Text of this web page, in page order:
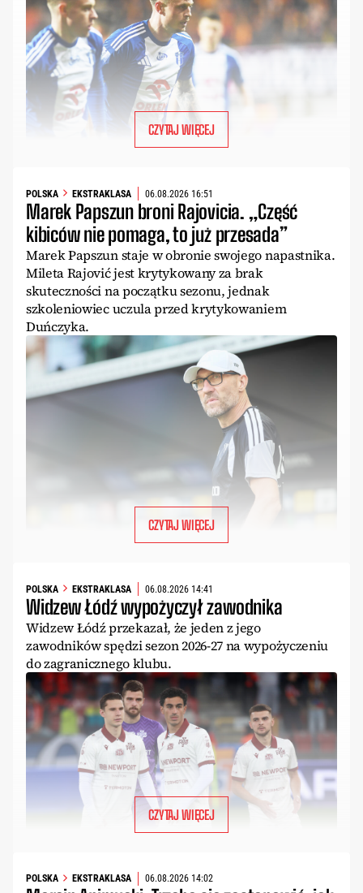
CZYTAJ WIĘCEJ
POLSKA EKSTRAKLASA 06.08.2026 16:51
Marek Papszun broni Rajovicia. „Część
kibiców nie pomaga, to już przesada”
Marek Papszun staje w obronie swojego napastnika.
Mileta Rajović jest krytykowany za brak
skuteczności na początku sezonu, jednak
szkoleniowiec uczula przed krytykowaniem
Duńczyka.
CZYTAJ WIĘCEJ
POLSKA EKSTRAKLASA 06.08.2026 14:41
Widzew Łódź wypożyczył zawodnika
Widzew Łódź przekazał, że jeden z jego
zawodników spędzi sezon 2026-27 na wypożyczeniu
do zagranicznego klubu.
CZYTAJ WIĘCEJ
POLSKA EKSTRAKLASA 06.08.2026 14:02